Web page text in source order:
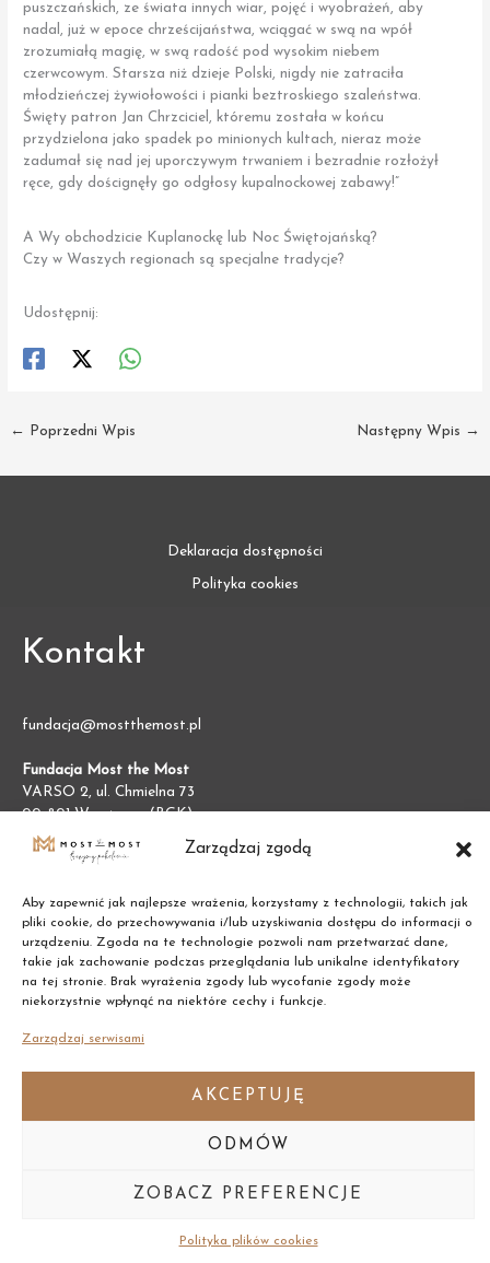
Zarządzaj zgodą
Aby zapewnić jak najlepsze wrażenia, korzystamy z technologii, takich jak
pliki cookie, do przechowywania i/lub uzyskiwania dostępu do informacji o
urządzeniu. Zgoda na te technologie pozwoli nam przetwarzać dane,
takie jak zachowanie podczas przeglądania lub unikalne identyfikatory
na tej stronie. Brak wyrażenia zgody lub wycofanie zgody może
niekorzystnie wpłynąć na niektóre cechy i funkcje.
Zarządzaj serwisami
AKCEPTUJĘ
ODMÓW
ZOBACZ PREFERENCJE
Polityka plików cookies
puszczańskich, ze świata innych wiar, pojęć i wyobrażeń, aby
nadal, już w epoce chrześcijaństwa, wciągać w swą na wpół
zrozumiałą magię, w swą radość pod wysokim niebem
czerwcowym. Starsza niż dzieje Polski, nigdy nie zatraciła
młodzieńczej żywiołowości i pianki beztroskiego szaleństwa.
Święty patron Jan Chrzciciel, któremu została w końcu
przydzielona jako spadek po minionych kultach, nieraz może
zadumał się nad jej uporczywym trwaniem i bezradnie rozłożył
ręce, gdy doścignęły go odgłosy kupalnockowej zabawy!”
A Wy obchodzicie Kuplanockę lub Noc Świętojańską?
Czy w Waszych regionach są specjalne tradycje?
Udostępnij:
← Poprzedni Wpis Następny Wpis →
Deklaracja dostępności
Polityka cookies
Kontakt
fundacja@mostthemost.pl
Fundacja Most the Most
VARSO 2, ul. Chmielna 73
00-801 Warszawa (BGK)
NIP:7011002609
REGON:387474695